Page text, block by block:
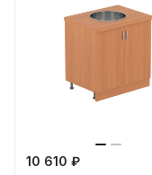
10 610 ₽